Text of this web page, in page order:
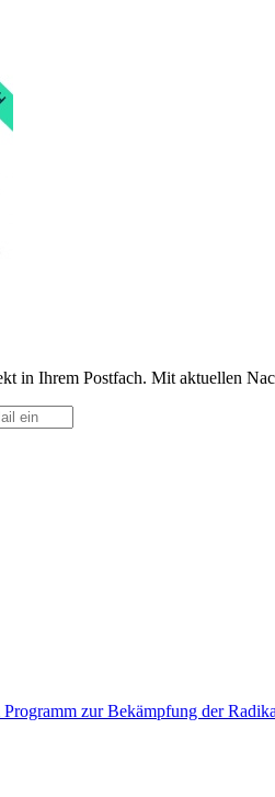
in Ihrem Postfach. Mit aktuellen
zur Bekämpfung der